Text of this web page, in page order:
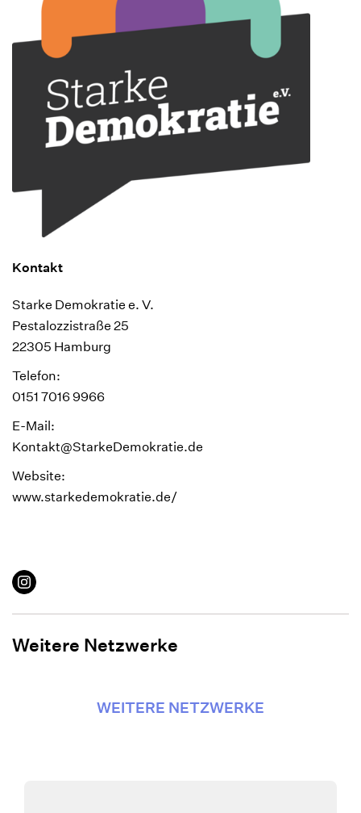
Kontakt
Starke Demokratie e. V.
Pestalozzistraße 25
22305 Hamburg
Telefon:
0151 7016 9966
E-Mail:
Kontakt@StarkeDemokratie.de
Website:
www.starkedemokratie.de/
Instagram
Weitere Netzwerke
WEITERE NETZWERKE